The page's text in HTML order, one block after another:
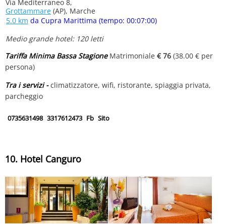
Via Mediterraneo 8,
Grottammare (AP), Marche
5.0 km da Cupra Marittima (tempo: 00:07:00)
Medio grande hotel: 120 letti
Tariffa Minima Bassa StagioneMatrimoniale € 76 (38.00 € per
persona)
Tra i servizi -climatizzatore, wifi, ristorante, spiaggia privata,
parcheggio
0735631498 3317612473 Fb Sito
10. Hotel Canguro